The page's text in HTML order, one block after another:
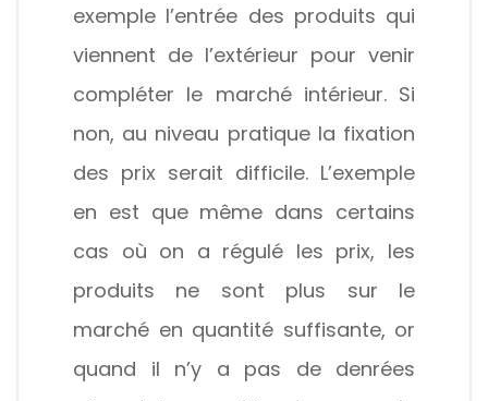
exemple l’entrée des produits qui
viennent de l’extérieur pour venir
compléter le marché intérieur. Si
non, au niveau pratique la fixation
des prix serait difficile. L’exemple
en est que même dans certains
cas où on a régulé les prix, les
produits ne sont plus sur le
marché en quantité suffisante, or
quand il n’y a pas de denrées